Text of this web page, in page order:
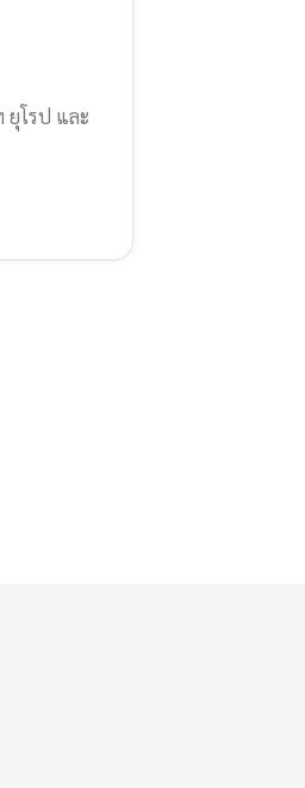
ยุโรป และ